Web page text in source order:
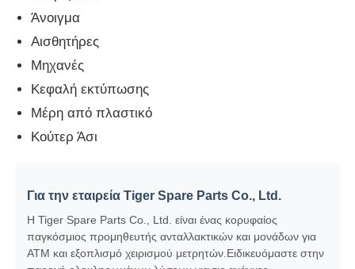
Bill Acceptor
Διαλογιστής τραπεζογραμματίων
μετρητής λογαριασμών
μηχάνημα POS
Άνοιγμα
Αισθητήρες
Μηχανές
Κεφαλή εκτύπωσης
Μέρη από πλαστικό
Κούτερ Άσι
Για την εταιρεία Tiger Spare Parts Co., Ltd.
Η Tiger Spare Parts Co., Ltd. είναι ένας κορυφαίος
παγκόσμιος προμηθευτής ανταλλακτικών και μονάδων για
ΑΤΜ και εξοπλισμό χειρισμού μετρητών.Ειδικευόμαστε στην